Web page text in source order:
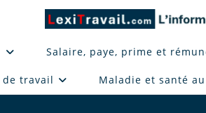
Salaire, paye, prime et
travail Maladie et santé